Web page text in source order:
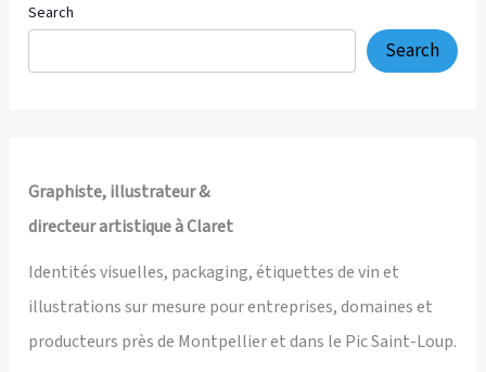
illustrée
le
au
Saint-
Loup
Search
Search
Graphiste, illustrateur &
directeur artistique à Claret
Identités visuelles, packaging, étiquettes de vin et
illustrations sur mesure pour entreprises, domaines et
producteurs près de Montpellier et dans le Pic Saint-Loup.